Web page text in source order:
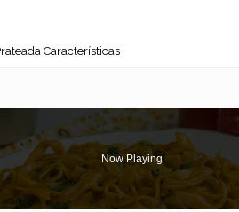
Características
Now Playing